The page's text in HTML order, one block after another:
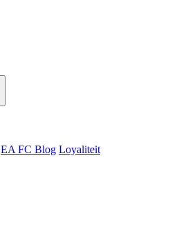
EA FC Blog Loyaliteit